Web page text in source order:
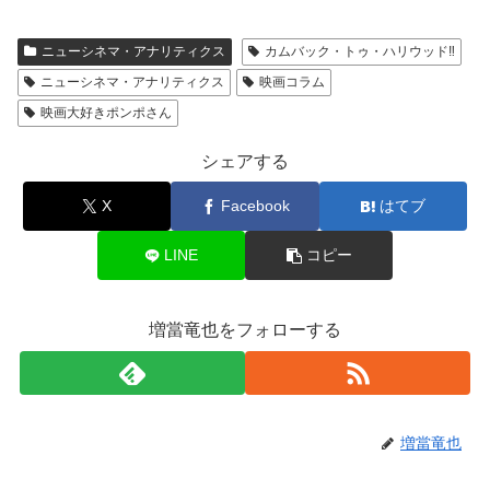
ニューシネマ・アナリティクス
カムバック・トゥ・ハリウッド‼
ニューシネマ・アナリティクス
映画コラム
映画大好きポンポさん
シェアする
X Facebook はてブ
LINE コピー
増當竜也をフォローする
増當竜也